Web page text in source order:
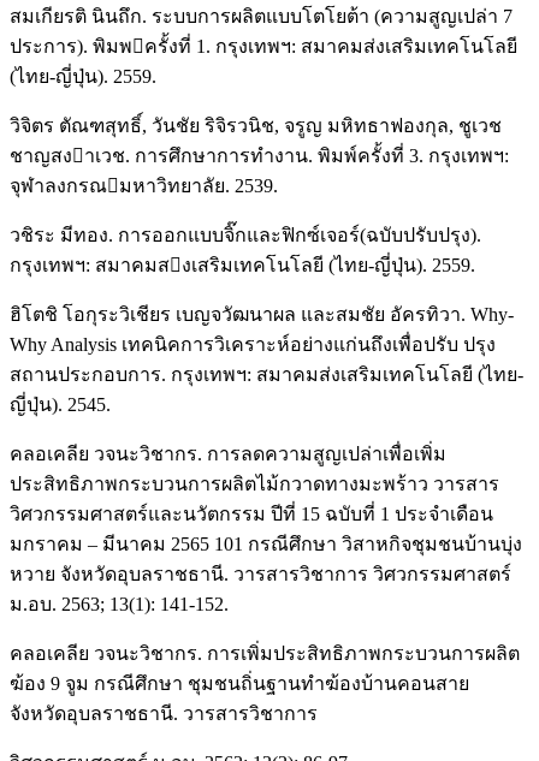
สมเกียรติ นินถึก. ระบบการผลิตแบบโตโยต้า (ความสูญเปล่า 7
ประการ). พิมพครั้งที่ 1. กรุงเทพฯ: สมาคมส่งเสริมเทคโนโลยี
(ไทย-ญี่ปุ่น). 2559.
วิจิตร ตัณฑสุทธิ์, วันชัย ริจิรวนิช, จรูญ มหิทธาฟองกุล, ชูเวช
ชาญสงาเวช. การศึกษาการทํางาน. พิมพ์ครั้งที่ 3. กรุงเทพฯ:
จุฬาลงกรณมหาวิทยาลัย. 2539.
วชิระ มีทอง. การออกแบบจิ๊กและฟิกซ์เจอร์(ฉบับปรับปรุง).
กรุงเทพฯ: สมาคมสงเสริมเทคโนโลยี (ไทย-ญี่ปุ่น). 2559.
ฮิโตชิ โอกุระวิเชียร เบญจวัฒนาผล และสมชัย อัครทิวา. Why-
Why Analysis เทคนิคการวิเคราะห์อย่างแก่นถึงเพื่อปรับ ปรุง
สถานประกอบการ. กรุงเทพฯ: สมาคมส่งเสริมเทคโนโลยี (ไทย-
ญี่ปุ่น). 2545.
คลอเคลีย วจนะวิชากร. การลดความสูญเปล่าเพื่อเพิ่ม
ประสิทธิภาพกระบวนการผลิตไม้กวาดทางมะพร้าว วารสาร
วิศวกรรมศาสตร์และนวัตกรรม ปีที่ 15 ฉบับที่ 1 ประจําเดือน
มกราคม – มีนาคม 2565 101 กรณีศึกษา วิสาหกิจชุมชนบ้านบุ่ง
หวาย จังหวัดอุบลราชธานี. วารสารวิชาการ วิศวกรรมศาสตร์
ม.อบ. 2563; 13(1): 141-152.
คลอเคลีย วจนะวิชากร. การเพิ่มประสิทธิภาพกระบวนการผลิต
ฆ้อง 9 จูม กรณีศึกษา ชุมชนถิ่นฐานทำฆ้องบ้านคอนสาย
จังหวัดอุบลราชธานี. วารสารวิชาการ